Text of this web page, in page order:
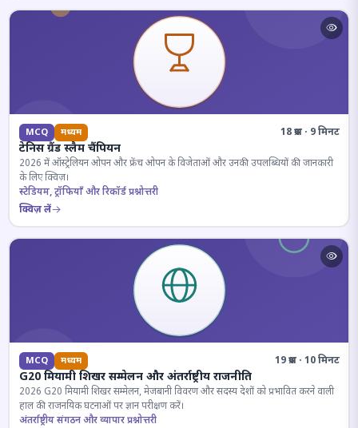
MCQ मध्यम 18 प्रश्न · 9 मिनट
टेनिस ग्रैंड स्लैम चैंपियन
2026 में ऑस्ट्रेलियन ओपन और फ्रेंच ओपन के विजेताओं और उनकी उपलब्धियों की जानकारी
के लिए क्विज़।
स्टेडियम, ट्रॉफियाँ और रिकॉर्ड प्रश्नोत्तरी
क्विज़ लें
MCQ मध्यम 19 प्रश्न · 10 मिनट
G20 मियामी शिखर सम्मेलन और अंतर्राष्ट्रीय राजनीति
2026 G20 मियामी शिखर सम्मेलन, मेजबानी विवरण और सदस्य देशों को प्रभावित करने वाली
हाल की राजनयिक घटनाओं पर ज्ञान परीक्षण करें।
अंतर्राष्ट्रीय संगठन और व्यापार प्रश्नोत्तरी